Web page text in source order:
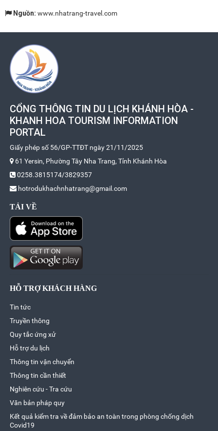
Nguồn: www.nhatrang-travel.com
CỔNG THÔNG TIN DU LỊCH KHÁNH HÒA -
KHANH HOA TOURISM INFORMATION
PORTAL
Giấy phép số 56/GP-TTĐT ngày 21/11/2025
61 Yersin, Phường Tây Nha Trang, Tỉnh Khánh Hòa
0258.3815174/3829357
hotrodukhachnhatrang@gmail.com
TẢI VỀ
HỖ TRỢ KHÁCH HÀNG
Tin tức
Truyền thông
Quy tắc ứng xử
Hỗ trợ du lịch
Thông tin vận chuyển
Thông tin cần thiết
Nghiên cứu - Tra cứu
Văn bản pháp quy
Kết quả kiểm tra về đảm bảo an toàn trong phòng chống dịch
Covid19